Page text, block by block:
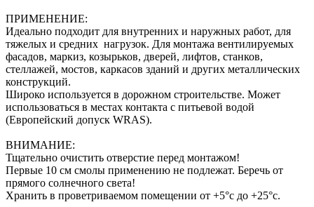
ПРИМЕНЕНИЕ:
Идеально подходит для внутренних и наружных работ, для
тяжелых и средних нагрузок. Для монтажа вентилируемых
фасадов, маркиз, козырьков, дверей, лифтов, станков,
стеллажей, мостов, каркасов зданий и других металлических
конструкций.
Широко используется в дорожном строительстве. Может
использоваться в местах контакта с питьевой водой
(Европейский допуск WRAS).
ВНИМАНИЕ:
Тщательно очистить отверстие перед монтажом!
Первые 10 см смолы применению не подлежат. Беречь от
прямого солнечного света!
Хранить в проветриваемом помещении от +5°с до +25°с.